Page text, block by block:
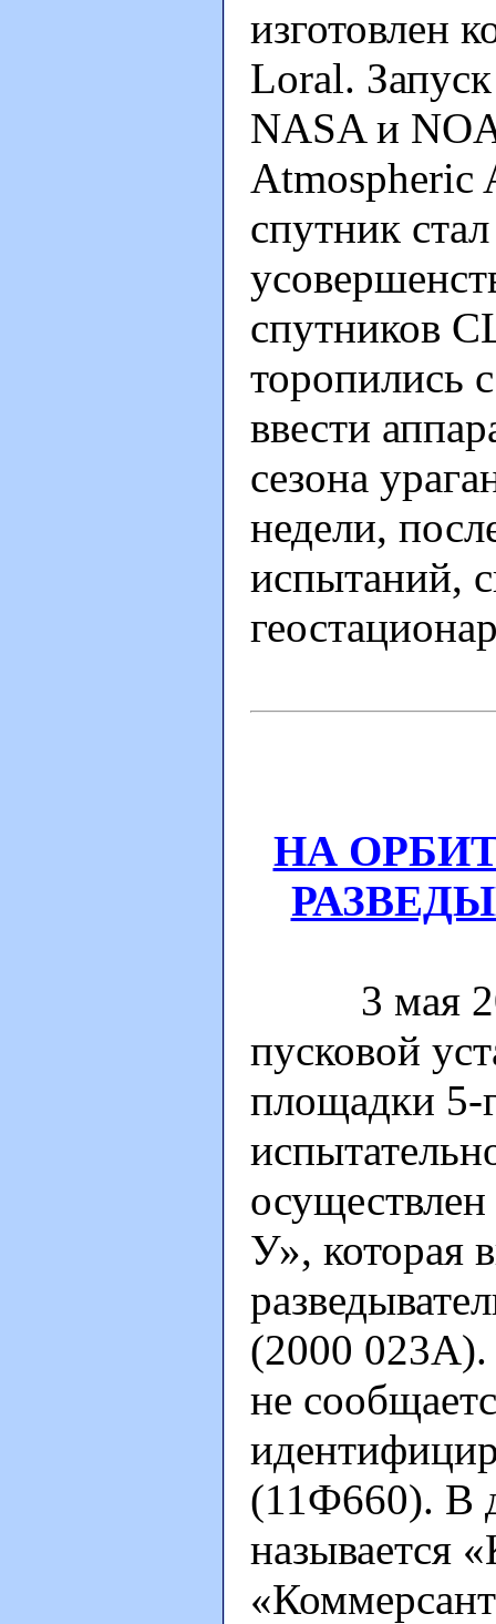
изготовлен
Loral.
NASA и
Atmospheric
спутник
спутников
торопились
ввести
сезона
недели,
испытаний,
НА
3 мая
пусковой
площадки 5-
У», которая
(2000 023А).
не
(11Ф660). В
называется